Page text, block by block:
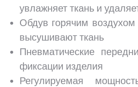
увлажняет ткань и
Обдув горячим
высушивают ткань
Пневматические
фиксации изделия
Регулируемая